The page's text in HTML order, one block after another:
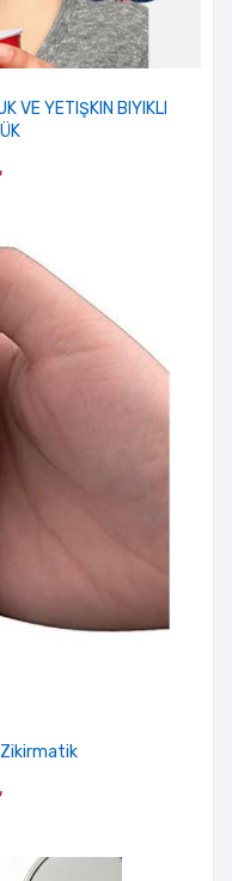
VE YETIŞKIN BIYIKLI
Zikirmatik